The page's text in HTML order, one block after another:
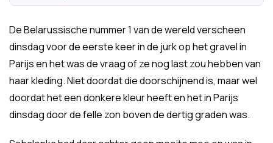
De Belarussische nummer 1 van de wereld verscheen
dinsdag voor de eerste keer in de jurk op het gravel in
Parijs en het was de vraag of ze nog last zou hebben van
haar kleding. Niet doordat die doorschijnend is, maar wel
doordat het een donkere kleur heeft en het in Parijs
dinsdag door de felle zon boven de dertig graden was.